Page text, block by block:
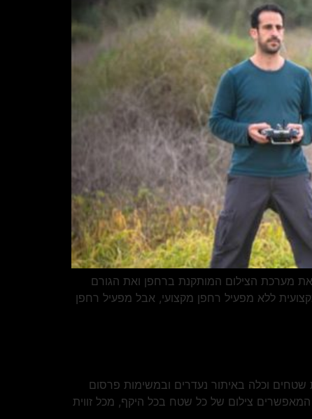
מערכת הצילום המותקנת ברחפן ואת הגורם
ללא מפעיל רחפן מקצועי, אבל מפעיל רחפן
וכלה באיתור נעדרים ובמשימות פרסום
המאפשרים צילום של כל שטח בכל היקף, מכל זווית